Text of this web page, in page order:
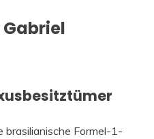
Gabriel
brasilianische Formel-1-